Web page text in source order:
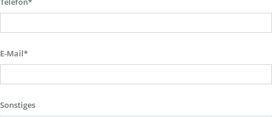
E-Mail*
Sonstiges